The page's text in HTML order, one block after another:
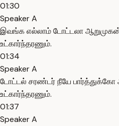
01:30
Speaker A
இவங்க எல்லாம் டோட்டலா
உட்கார்ந்தரணும்.
01:34
Speaker A
டோட்டல் சரண்டர் நீயே பார்த்துக்கோ
உட்கார்ந்தரணும்.
01:37
Speaker A